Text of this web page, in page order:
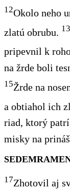
12Okolo neho
zlatú obrubu.
13
pripevnil k
na žrde boli
15Žrde na
a obtiahol ich
riad, ktorý
misky na
17Zhotovil aj